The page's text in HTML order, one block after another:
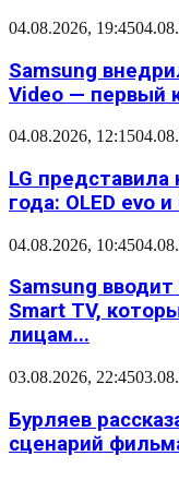
04.08.2026, 19:45
Samsung
Video — первый
04.08.2026, 12:15
LG
года: OLED evo
04.08.2026, 10:45
Samsung
Smart TV,
лицам...
03.08.2026, 22:45
Бурляев
сценарий